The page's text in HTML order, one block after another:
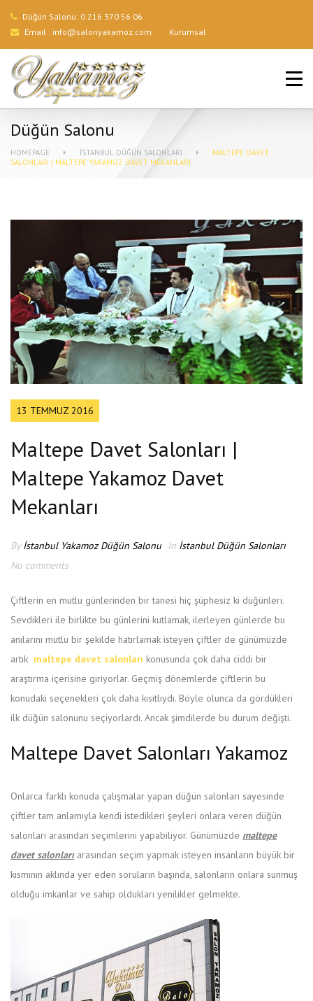
Düğün Salonu: 0 216 370 56 06
Email : info@salonyakamoz.com Kurumsal
ANA SAYFA
HIZMETLERIMIZ
GALERI
İLETIŞIM
Düğün Salonu
HOMEPAGE İSTANBUL DÜĞÜN SALONLARI
MALTEPE DAVET
SALONLARI | MALTEPE YAKAMOZ DAVET MEKANLARI
13 TEMMUZ 2016
Maltepe Davet Salonları |
Maltepe Yakamoz Davet
Mekanları
Byİstanbul Yakamoz Düğün Salonu In İstanbul Düğün Salonları
No comments
Çiftlerin en mutlu günlerinden bir tanesi hiç şüphesiz ki düğünleri.
Sevdikleri ile birlikte bu günlerini kutlamak, ilerleyen günlerde bu
anılarını mutlu bir şekilde hatırlamak isteyen çiftler de günümüzde
artık maltepe davet salonları konusunda çok daha ciddi bir
araştırma içerisine giriyorlar. Geçmiş dönemlerde çiftlerin bu
konudaki seçenekleri çok daha kısıtlıydı. Böyle olunca da gördükleri
ilk düğün salonunu seçiyorlardı. Ancak şimdilerde bu durum değişti.
Maltepe Davet Salonları Yakamoz
Onlarca farklı konuda çalışmalar yapan düğün salonları sayesinde
çiftler tam anlamıyla kendi istedikleri şeyleri onlara veren düğün
salonları arasından seçimlerini yapabiliyor. Günümüzde maltepe
davet salonlarıarasından seçim yapmak isteyen insanların büyük bir
kısmının aklında yer eden soruların başında, salonların onlara sunmuş
olduğu imkanlar ve sahip oldukları yenilikler gelmekte.